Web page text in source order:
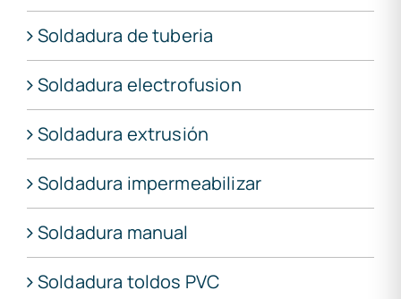
Soldadura de tuberia
Soldadura electrofusion
Soldadura extrusión
Soldadura impermeabilizar
Soldadura manual
Soldadura toldos PVC